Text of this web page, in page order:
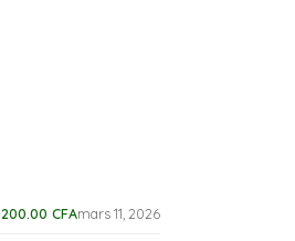
200.00 CFAmars 11, 2026